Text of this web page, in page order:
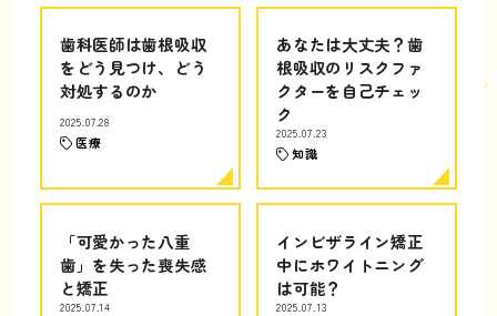
歯科医師は歯根吸収
をどう見つけ、どう
対処するのか
2025.07.28
医療
あなたは大丈夫？歯
根吸収のリスクファ
クターを自己チェッ
ク
2025.07.23
知識
「可愛かった八重
歯」を失った喪失感
と矯正
2025.07.14
インビザライン矯正
中にホワイトニング
は可能？
2025.07.13